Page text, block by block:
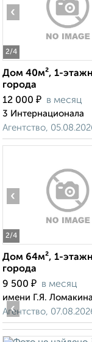
2/4
‹
Дом 40м², 1-
города
12 000 ₽ в месяц
3 Интернационала
Агентство,
2/4
‹
Дом 64м², 1-
города
9 500 ₽ в месяц
имени Г.Я.
Агентство,
‹